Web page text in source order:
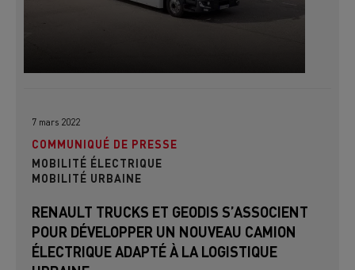
7 mars 2022
COMMUNIQUÉ DE PRESSE
MOBILITÉ ÉLECTRIQUE
MOBILITÉ URBAINE
RENAULT TRUCKS ET GEODIS S’ASSOCIENT
POUR DÉVELOPPER UN NOUVEAU CAMION
ÉLECTRIQUE ADAPTÉ À LA LOGISTIQUE